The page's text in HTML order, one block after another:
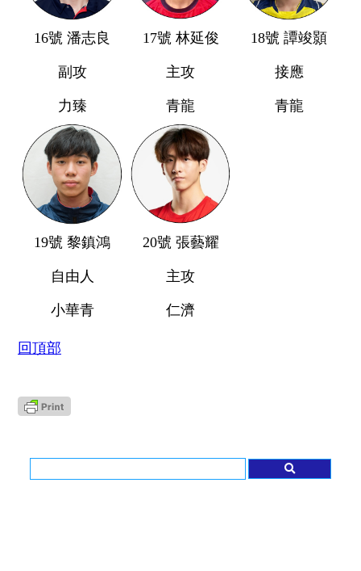
16號 潘志良
副攻
力臻
17號 林延俊
主攻
青龍
18號 譚竣顥
接應
青龍
19號 黎鎮鴻
自由人
小華青
20號 張藝耀
主攻
仁濟
回頂部